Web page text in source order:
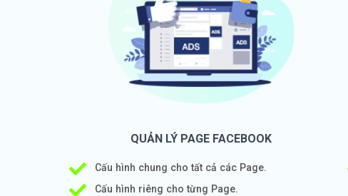
QUẢN LÝ PAGE FACEBOOK
Cấu hình chung cho tất cả các Page.
Cấu hình riêng cho từng Page.